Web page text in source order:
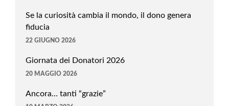
Se la curiosità cambia il mondo, il dono genera
fiducia
22 GIUGNO 2026
Giornata dei Donatori 2026
20 MAGGIO 2026
Ancora… tanti “grazie”